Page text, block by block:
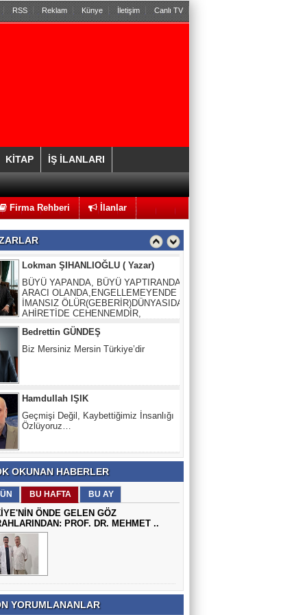
RSS Reklam Künye İletişim Canlı TV
KİTAP İŞ İLANLARI
Firma Rehberi İlanlar
Mehmet Metiner
Habip Çadırcı
TRAFİK KAZALARI
Lokman ŞIHANLIOĞLU ( Yazar)
BÜYÜ YAPANDA, BÜYÜ YAPTIRANDA,
ARACI OLANDA,ENGELLEMEYENDE
İMANSIZ ÖLÜR(GEBERİR)DÜNYASIDA
AHİRETİDE CEHENNEMDİR,
Bedrettin GÜNDEŞ
Biz Mersiniz Mersin Türkiye’dir
Hamdullah IŞIK
Mehmet Ali Abakay - Şehir
Araştırmaları Merkezi / Yazar
Ahmad Alkcıhıch Ali (Arap Edebiyatı
İslam Yazarı)
Allah Aşkına Zafra'dan senin yerinde
olurdum.
Mehmet Cengiz (Yazar)
HER CANLI ÖLÜMÜ TADACAKTIR
OKUNAN HABERLER
BU HAFTA BU AY
ÖNDE GELEN GÖZ
PROF. DR. MEHMET ..
YORUMLANANLAR